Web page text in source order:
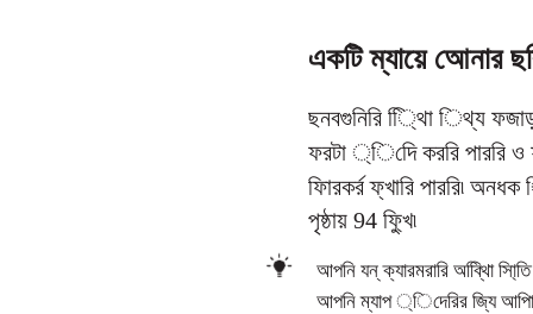
একটি ম্যায়ে আেনার
ছনবগুনিরি ্থিাি িথ্য
ফরটা ্িদেি কররি পাররি ও
ফিারকর্র ফ্খারি পাররি৷
পৃষ্ঠায় 94 ফ্খুি৷
আপনি যন্ ক্যারমরারি অব্থিাি
আপনি ম্যাপ ্িদেরির জি্য আপিার